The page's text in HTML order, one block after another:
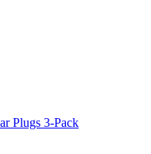
Plugs 3-Pack